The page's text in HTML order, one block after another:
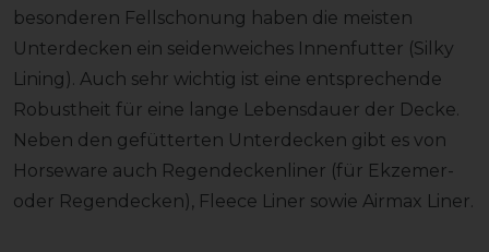
besonderen Fellschonung haben die meisten
Unterdecken ein seidenweiches Innenfutter (Silky
Lining). Auch sehr wichtig ist eine entsprechende
Robustheit für eine lange Lebensdauer der Decke.
Neben den gefütterten Unterdecken gibt es von
Horseware auch Regendeckenliner (für Ekzemer-
oder Regendecken), Fleece Liner sowie Airmax Liner.